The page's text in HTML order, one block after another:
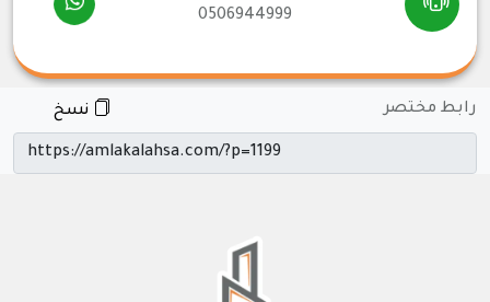
0506944999
رابط مختصر